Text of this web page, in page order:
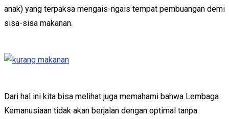
anak) yang terpaksa mengais-ngais tempat pembuangan demi
sisa-sisa makanan.
Dari hal ini kita bisa melihat juga memahami bahwa Lembaga
Kemanusiaan tidak akan berjalan dengan optimal tanpa